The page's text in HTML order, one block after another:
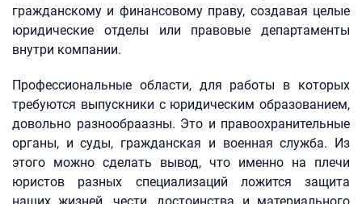
гражданскому и финансовому праву, создавая целые
юридические отделы или правовые департаменты
внутри компании.
Профессиональные области, для работы в которых
требуются выпускники с юридическим образованием,
довольно разнообраазны. Это и правоохранительные
органы, и суды, гражданская и военная служба. Из
этого можно сделать вывод, что именно на плечи
юристов разных специализаций ложится защита